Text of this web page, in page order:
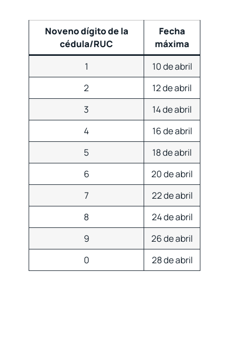
Noveno dígito de la
cédula/RUC
Fecha
máxima
1
10 de abril
2
12 de abril
3
14 de abril
4
16 de abril
5
18 de abril
6
20 de abril
7
22 de abril
8
24 de abril
9
26 de abril
0
28 de abril